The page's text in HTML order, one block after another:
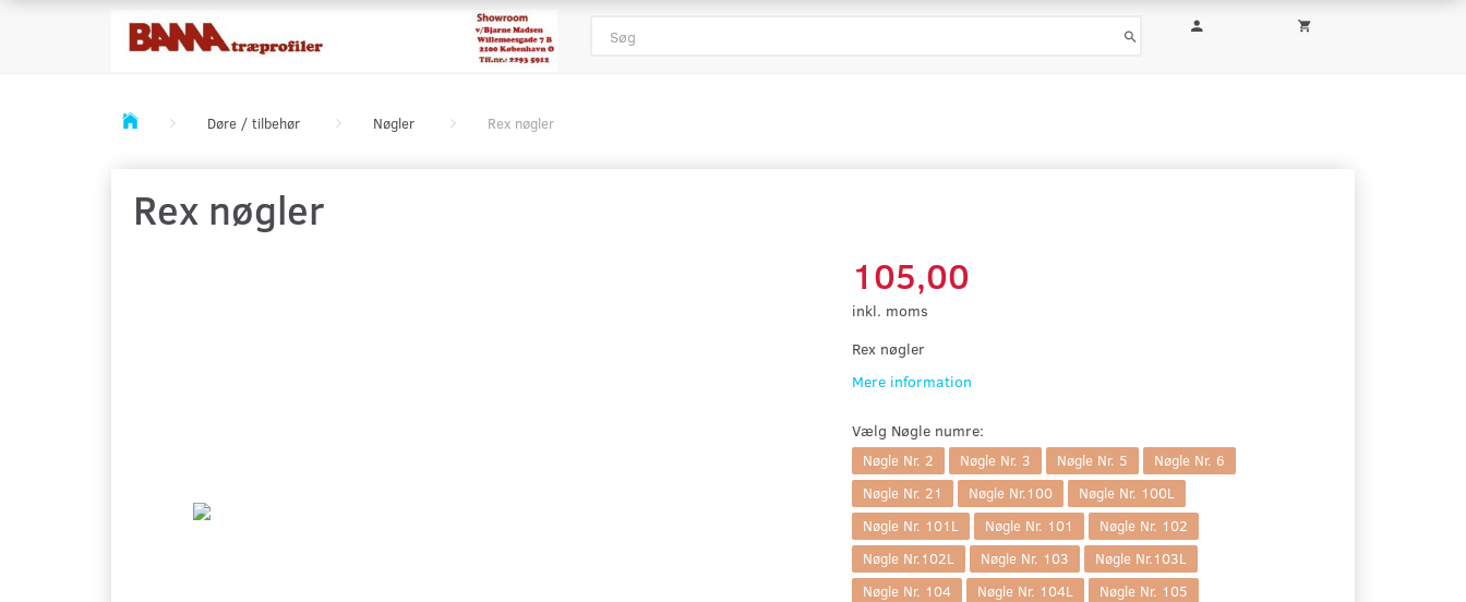
Døre / tilbehør Nøgler Rex nøgler
Rex nøgler
105,00
inkl. moms
Rex nøgler
Mere information
Vælg Nøgle numre:
Nøgle Nr. 2 Nøgle Nr. 3 Nøgle Nr. 5
Nøgle Nr. 6
Nøgle Nr. 21
Nøgle Nr.100
Nøgle Nr. 100L
Nøgle Nr. 101L
Nøgle Nr. 101
Nøgle Nr. 102
Nøgle Nr.102L
Nøgle Nr. 103
Nøgle Nr.103L
Nøgle Nr. 104
Nøgle Nr. 104L
Nøgle Nr. 105